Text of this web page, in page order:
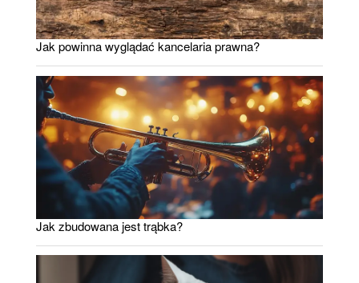
Jak powinna wyglądać kancelaria prawna?
Jak zbudowana jest trąbka?